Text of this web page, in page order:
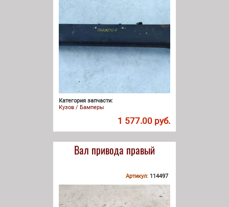
Категория запчасти:
Кузов / Бамперы
1 577.00 руб.
Вал привода правый
Артикул: 114497